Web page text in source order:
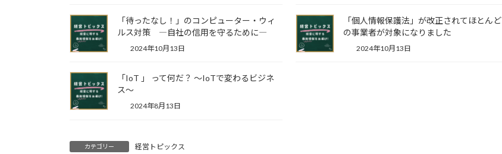
「待ったなし！」のコンピューター・ウィ
ルス対策 ―自社の信用を守るために―
2024年10月13日
「個人情報保護法」が改正されてほとんど
の事業者が対象になりました
2024年10月13日
「IoT 」 って何だ？ ～IoTで変わるビジネ
ス～
2024年8月13日
カテゴリー 経営トピックス